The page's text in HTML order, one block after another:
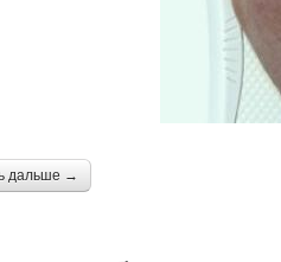
дальше →